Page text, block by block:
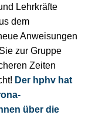
Lehrkräfte
dem
Anweisungen
zur Gruppe
Zeiten
Der hphv hat
über die